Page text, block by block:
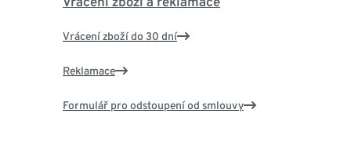
Vrácení zboží do 30 dní
Reklamace
Formulář pro odstoupení od smlouvy